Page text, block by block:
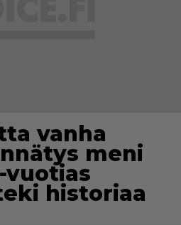
vanha
meni
vuotias
historiaa